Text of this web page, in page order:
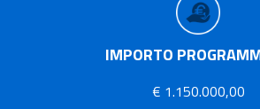
IMPORTO
€ 1.150.000,00